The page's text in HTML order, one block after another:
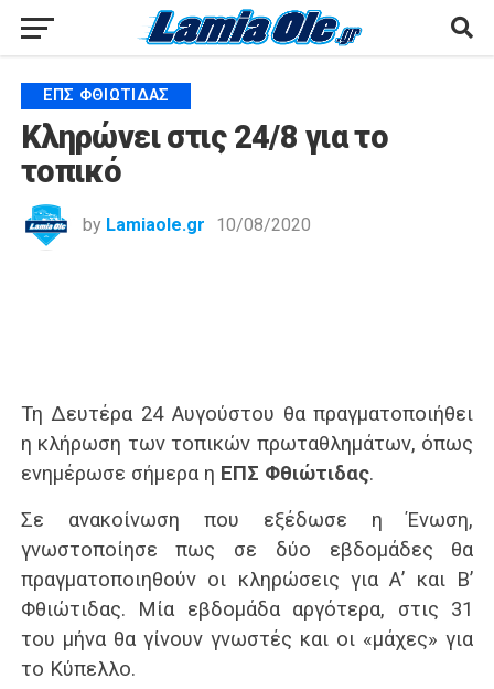
ΕΠΣ ΦΘΙΏΤΙΔΑΣ
Κληρώνει στις 24/8 για το
τοπικό
by Lamiaole.gr 10/08/2020
Τη Δευτέρα 24 Αυγούστου θα πραγματοποιήθει
η κλήρωση των τοπικών πρωταθλημάτων, όπως
ενημέρωσε σήμερα η ΕΠΣ Φθιώτιδας.
Σε ανακοίνωση που εξέδωσε η Ένωση,
γνωστοποίησε πως σε δύο εβδομάδες θα
πραγματοποιηθούν οι κληρώσεις για Α’ και Β’
Φθιώτιδας. Μία εβδομάδα αργότερα, στις 31
του μήνα θα γίνουν γνωστές και οι «μάχες» για
το Κύπελλο.